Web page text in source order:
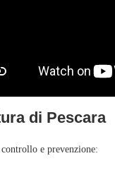
di Pescara
e prevenzione: